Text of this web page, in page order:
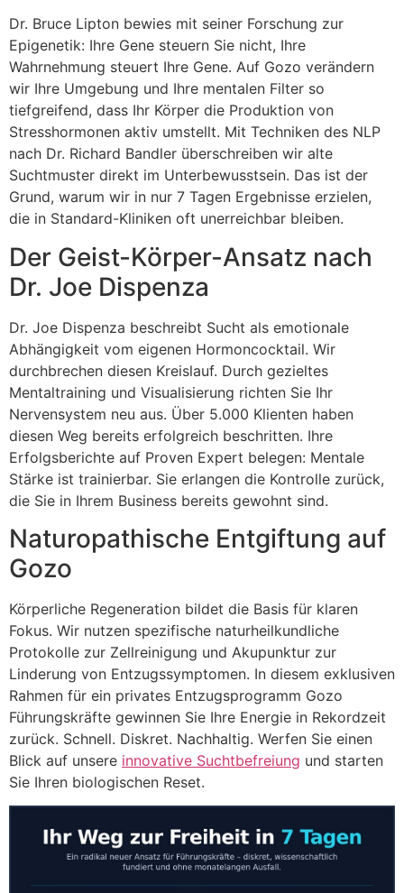
Dr. Bruce Lipton bewies mit seiner Forschung zur
Epigenetik: Ihre Gene steuern Sie nicht, Ihre
Wahrnehmung steuert Ihre Gene. Auf Gozo verändern
wir Ihre Umgebung und Ihre mentalen Filter so
tiefgreifend, dass Ihr Körper die Produktion von
Stresshormonen aktiv umstellt. Mit Techniken des NLP
nach Dr. Richard Bandler überschreiben wir alte
Suchtmuster direkt im Unterbewusstsein. Das ist der
Grund, warum wir in nur 7 Tagen Ergebnisse erzielen,
die in Standard-Kliniken oft unerreichbar bleiben.
Der Geist-Körper-Ansatz nach
Dr. Joe Dispenza
Dr. Joe Dispenza beschreibt Sucht als emotionale
Abhängigkeit vom eigenen Hormoncocktail. Wir
durchbrechen diesen Kreislauf. Durch gezieltes
Mentaltraining und Visualisierung richten Sie Ihr
Nervensystem neu aus. Über 5.000 Klienten haben
diesen Weg bereits erfolgreich beschritten. Ihre
Erfolgsberichte auf Proven Expert belegen: Mentale
Stärke ist trainierbar. Sie erlangen die Kontrolle zurück,
die Sie in Ihrem Business bereits gewohnt sind.
Naturopathische Entgiftung auf
Gozo
Körperliche Regeneration bildet die Basis für klaren
Fokus. Wir nutzen spezifische naturheilkundliche
Protokolle zur Zellreinigung und Akupunktur zur
Linderung von Entzugssymptomen. In diesem exklusiven
Rahmen für ein privates Entzugsprogramm Gozo
Führungskräfte gewinnen Sie Ihre Energie in Rekordzeit
zurück. Schnell. Diskret. Nachhaltig. Werfen Sie einen
Blick auf unsere innovative Suchtbefreiung und starten
Sie Ihren biologischen Reset.